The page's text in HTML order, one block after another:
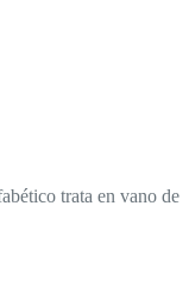
trata en vano de